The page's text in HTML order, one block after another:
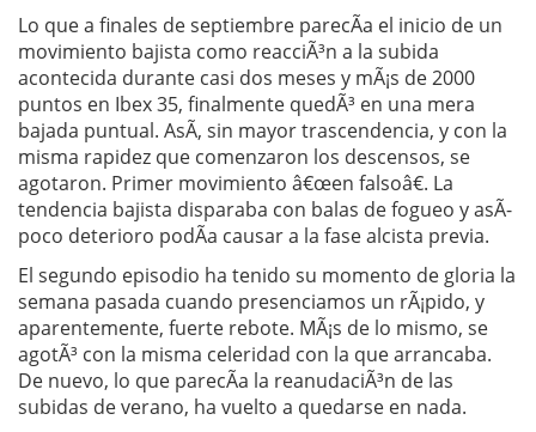
Lo que a finales de septiembre parecÃ­a el inicio de un
movimiento bajista como reacciÃ³n a la subida
acontecida durante casi dos meses y mÃ¡s de 2000
puntos en Ibex 35, finalmente quedÃ³ en una mera
bajada puntual. AsÃ­, sin mayor trascendencia, y con la
misma rapidez que comenzaron los descensos, se
agotaron. Primer movimiento â€œen falsoâ€. La
tendencia bajista disparaba con balas de fogueo y asÃ­
poco deterioro podÃ­a causar a la fase alcista previa.
El segundo episodio ha tenido su momento de gloria la
semana pasada cuando presenciamos un rÃ¡pido, y
aparentemente, fuerte rebote. MÃ¡s de lo mismo, se
agotÃ³ con la misma celeridad con la que arrancaba.
De nuevo, lo que parecÃ­a la reanudaciÃ³n de las
subidas de verano, ha vuelto a quedarse en nada.